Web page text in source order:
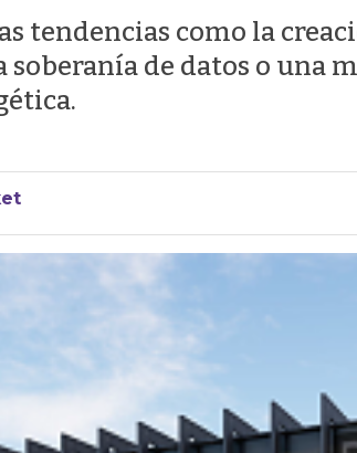
tendencias como la
soberanía de datos o una